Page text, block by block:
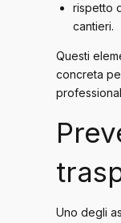
rispetto
cantieri.
Questi
concreta
Uno degli